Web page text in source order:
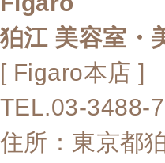
狛江 美容室・
[ Figaro本店 ]
TEL.03-3488-
住所：東京都